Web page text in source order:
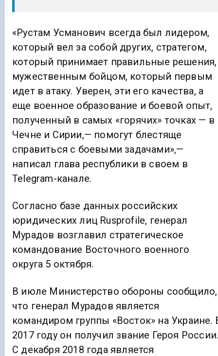
«Рустам Усманович всегда был лидером,
который вел за собой других, стратегом,
который принимает правильные решения,
мужественным бойцом, который первым
идет в атаку. Уверен, эти его качества, а
еще военное образование и боевой опыт,
полученный в самых «горячих» точках — в
Чечне и Сирии,— помогут блестяще
справиться с боевыми задачами»,—
написал глава республики в своем в
Telegram-канале.
Согласно базе данных российских
юридических лиц Rusprofile, генерал
Мурадов возглавил стратегическое
командование Восточного военного
округа 5 октября.
В июле Министерство обороны сообщило,
что генерал Мурадов является
командиром группы «Восток» на Украине.
2017 году он получил звание Героя
С декабря 2018 года является